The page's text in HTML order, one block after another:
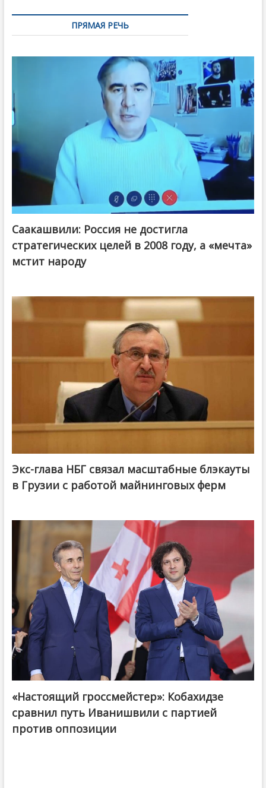
ПРЯМАЯ РЕЧЬ
Саакашвили: Россия не достигла
стратегических целей в 2008 году, а «мечта»
мстит народу
Экс-глава НБГ связал масштабные блэкауты
в Грузии с работой майнинговых ферм
@ქართული ოცნება / Georgian Dream
«Настоящий гроссмейстер»: Кобахидзе
сравнил путь Иванишвили с партией
против оппозиции